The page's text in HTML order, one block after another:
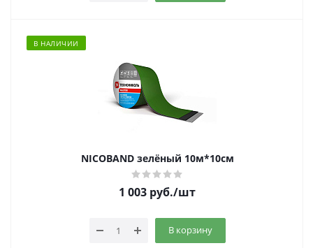
В НАЛИЧИИ
NICOBAND зелёный 10м*10см
1 003 руб./шт
В корзину